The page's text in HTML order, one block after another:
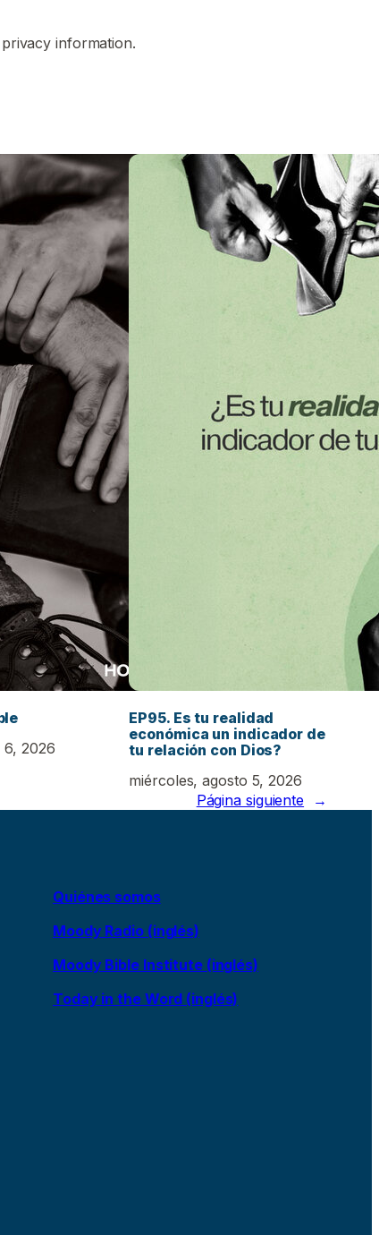
information.
6, 2026
EP95. Es tu realidad
económica un indicador de
tu relación con Dios?
miércoles, agosto 5, 2026
Página siguiente →
Quiénes somos
Moody Radio (inglés)
Moody Bible Institute (inglés)
Today in the Word (inglés)